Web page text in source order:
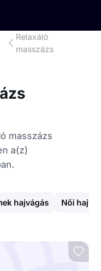
Relaxáló
masszázs
masszázs
a(z)
hajvágás Női